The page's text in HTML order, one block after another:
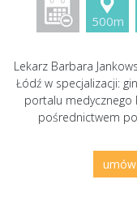
500m
Lekarz Barbara
Łódź w specjalizacji:
portalu medycznego
pośrednictwem